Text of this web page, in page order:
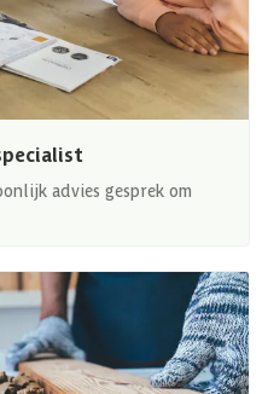
advies gesprek om